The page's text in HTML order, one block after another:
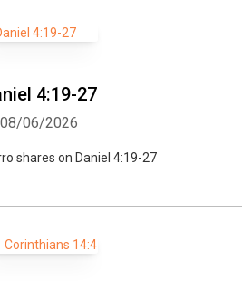
4:19-27
08/06/2026
shares on Daniel 4:19-27
Twitter